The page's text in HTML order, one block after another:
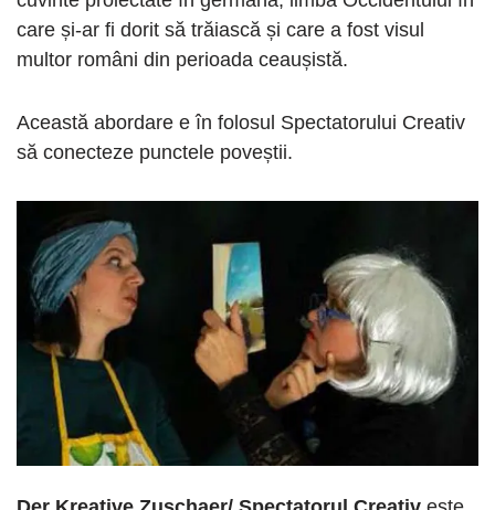
care și-ar fi dorit să trăiască și care a fost visul
multor români din perioada ceaușistă.
Această abordare e în folosul Spectatorului Creativ
să conecteze punctele poveștii.